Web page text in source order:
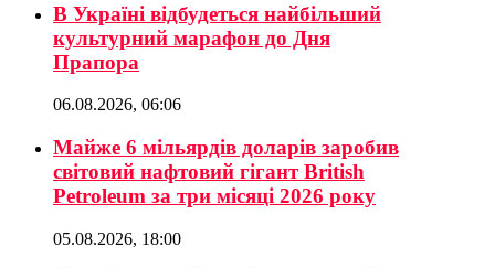
В Україні відбудеться найбільший
культурний марафон до Дня
Прапора
06.08.2026, 06:06
Майже 6 мільярдів доларів заробив
світовий нафтовий гігант British
Petroleum за три місяці 2026 року
05.08.2026, 18:00